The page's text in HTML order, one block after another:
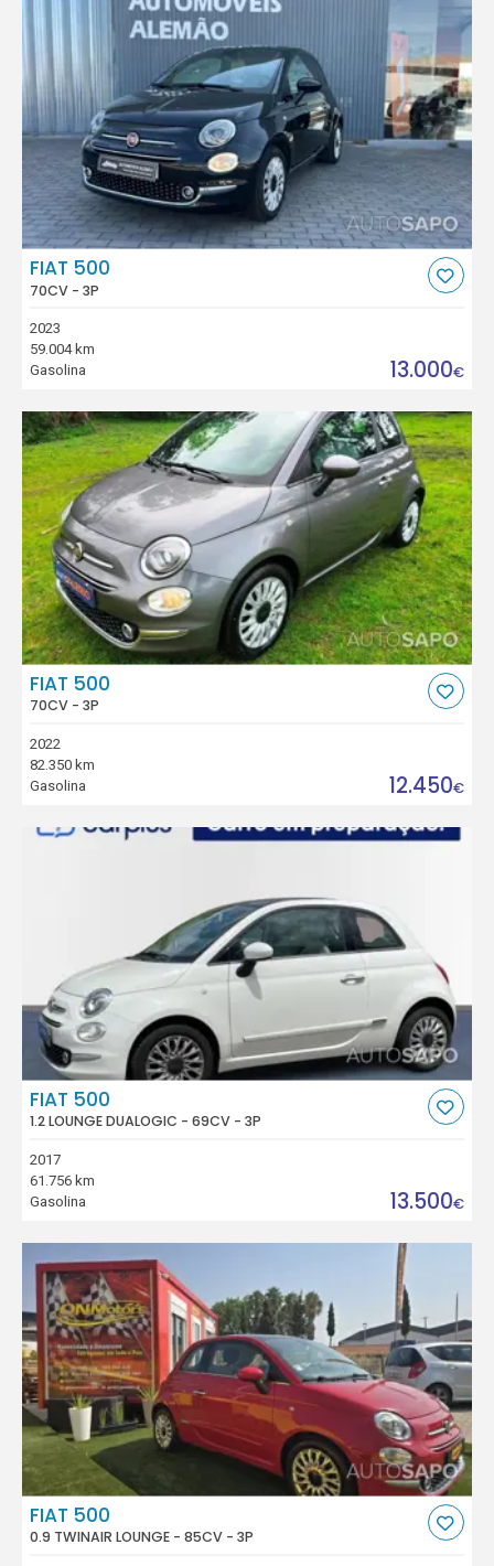
FIAT 500
70CV - 3P
2023
59.004 km
Gasolina
13.000€
FIAT 500
70CV - 3P
2022
82.350 km
Gasolina
12.450€
FIAT 500
1.2 LOUNGE DUALOGIC - 69CV - 3P
2017
61.756 km
Gasolina
13.500€
FIAT 500
0.9 TWINAIR LOUNGE - 85CV - 3P